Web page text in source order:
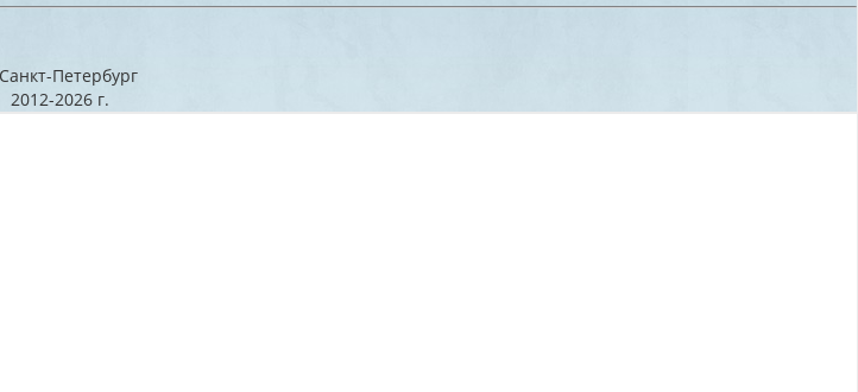
Петербург
2012-2026 г.